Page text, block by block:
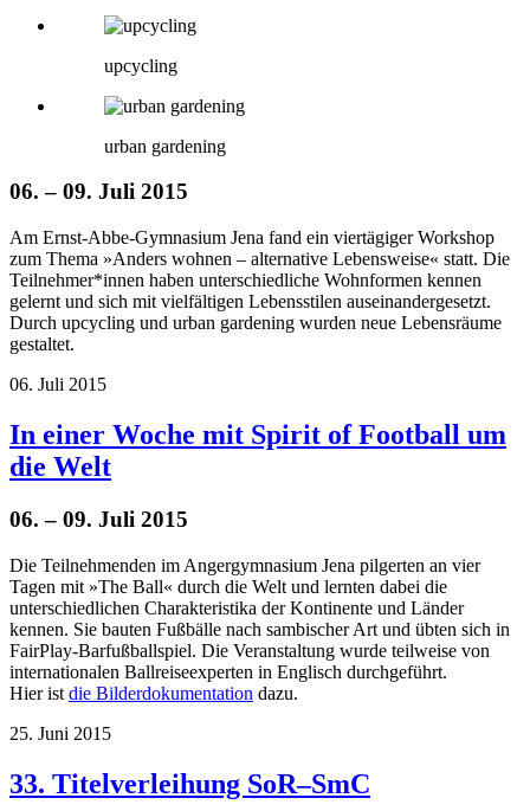
upcycling
urban gardening
06. – 09. Juli 2015
Am Ernst-Abbe-Gymnasium Jena fand ein viertägiger Workshop
zum Thema »Anders wohnen – alternative Lebensweise« statt. Die
Teilnehmer*innen haben unterschiedliche Wohnformen kennen
gelernt und sich mit vielfältigen Lebensstilen auseinandergesetzt.
Durch upcycling und urban gardening wurden neue Lebensräume
gestaltet.
06. Juli 2015
In einer Woche mit Spirit of Football um
die Welt
06. – 09. Juli 2015
Die Teilnehmenden im Angergymnasium Jena pilgerten an vier
Tagen mit »The Ball« durch die Welt und lernten dabei die
unterschiedlichen Charakteristika der Kontinente und Länder
kennen. Sie bauten Fußbälle nach sambischer Art und übten sich in
FairPlay-Barfußballspiel. Die Veranstaltung wurde teilweise von
internationalen Ballreiseexperten in Englisch durchgeführt.
Hier ist die Bilderdokumentation dazu.
25. Juni 2015
33. Titelverleihung SoR–SmC